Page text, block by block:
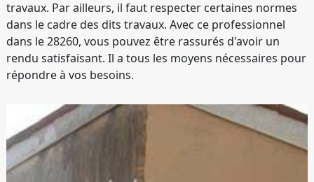
travaux. Par ailleurs, il faut respecter certaines normes
dans le cadre des dits travaux. Avec ce professionnel
dans le 28260, vous pouvez être rassurés d'avoir un
rendu satisfaisant. Il a tous les moyens nécessaires pour
répondre à vos besoins.